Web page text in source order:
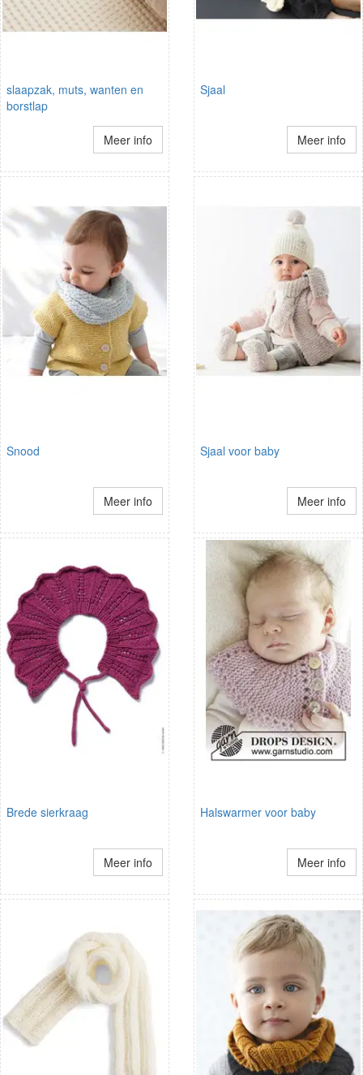
slaapzak, muts, wanten en
borstlap
Meer info
Sjaal
Meer info
Snood
Meer info
Sjaal voor baby
Meer info
Brede sierkraag
Meer info
Halswarmer voor baby
Meer info